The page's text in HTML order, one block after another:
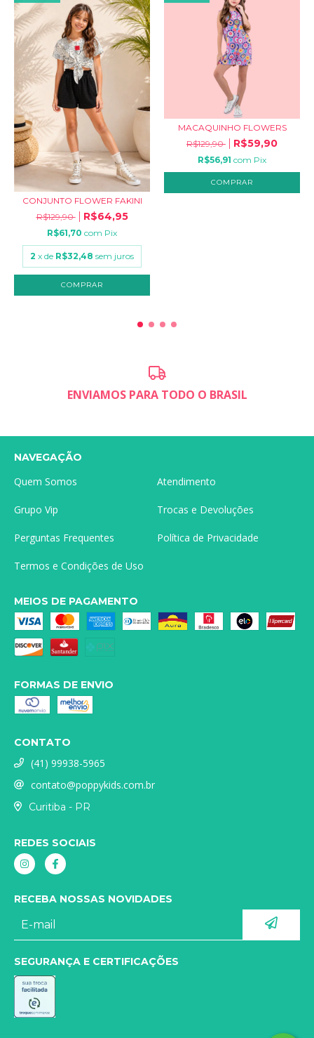
CONJUNTO FLOWER FAKINI
R$129,90
R$64,95
R$61,70 com Pix
2 x de R$32,48 sem juros
COMPRAR
MACAQUINHO FLOWERS
R$129,90
R$59,90
R$56,91 com Pix
COMPRAR
ENVIAMOS PARA TODO O BRASIL
NAVEGAÇÃO
Quem Somos Atendimento
Grupo Vip Trocas e Devoluções
Perguntas Frequentes Política de Privacidade
Termos e Condições de Uso
MEIOS DE PAGAMENTO
FORMAS DE ENVIO
CONTATO
(41) 99938-5965
contato@poppykids.com.br
Curitiba - PR
REDES SOCIAIS
RECEBA NOSSAS NOVIDADES
SEGURANÇA E CERTIFICAÇÕES